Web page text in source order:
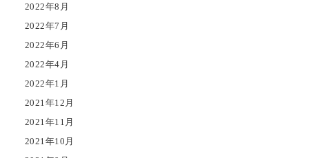
2022年8月
2022年7月
2022年6月
2022年4月
2022年1月
2021年12月
2021年11月
2021年10月